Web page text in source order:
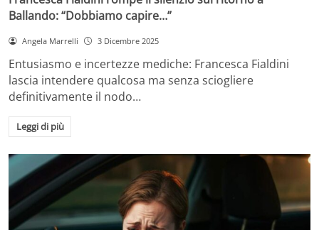
Ballando: “Dobbiamo capire…”
Angela Marrelli 3 Dicembre 2025
Entusiasmo e incertezze mediche: Francesca Fialdini
lascia intendere qualcosa ma senza sciogliere
definitivamente il nodo…
Leggi di più